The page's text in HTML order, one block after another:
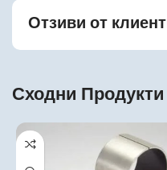
Отзиви от
Сходни Продукти